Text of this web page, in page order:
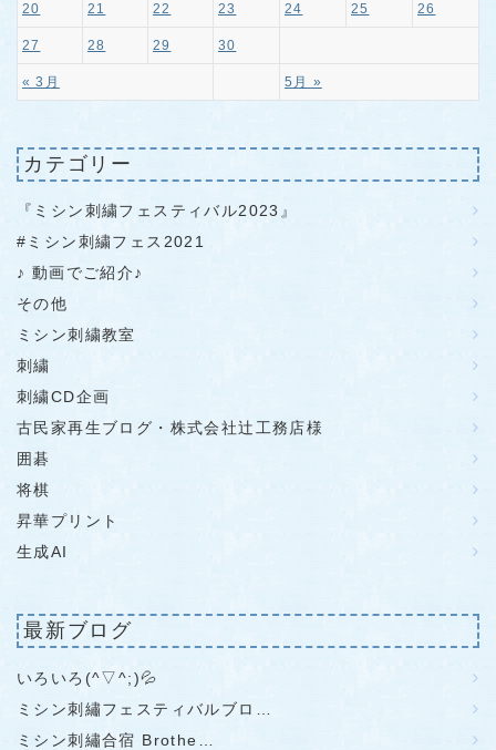
« 3月 5月 »
20 21 22 23 24 25 26
27 28 29 30
カテゴリー
『ミシン刺繍フェスティバル2023』
#ミシン刺繍フェス2021
♪ 動画でご紹介♪
その他
ミシン刺繍教室
刺繍
刺繍CD企画
古民家再生ブログ・株式会社辻工務店様
囲碁
将棋
昇華プリント
生成AI
最新ブログ
いろいろ(^▽^;)💦
ミシン刺繡フェスティバルブロ…
ミシン刺繡合宿 Brothe…